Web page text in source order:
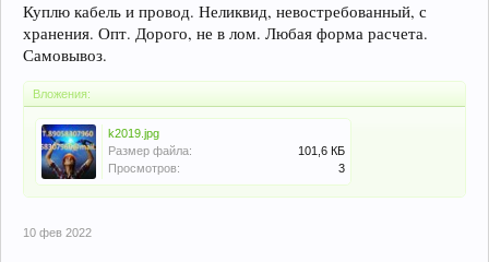
Куплю кабель и провод. Неликвид, невостребованный, с
хранения. Опт. Дорого, не в лом. Любая форма расчета.
Самовывоз.
Вложения:
k2019.jpg
Размер файла:
101,6 КБ
Просмотров:
3
10 фев 2022